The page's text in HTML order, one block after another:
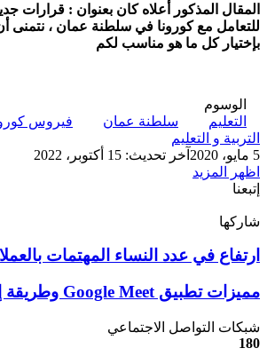
المقال المذكور أعلاه كان بعنوان : قرارات
للتعامل مع كورونا في سلطنة عمان ، نتمنى
بإختيار كل ما هو مناسب لكم
الوسوم
التعليم
سلطنة عمان فيروس
التربية و التعليم
5 مايو، 2020
آخر تحديث: 15 أكتوبر، 2022
اظهر المزيد
إتبعنا
شاركها
ارتفاع
في
النساء
المهتمات
بالعملات
ارتفاع في عدد النساء المهتمات
مميزات
تطبيق
Google
Meet
مميزات تطبيق Google Meet وطريقة إستخدامه
شبكات التواصل الاجتماعي
180